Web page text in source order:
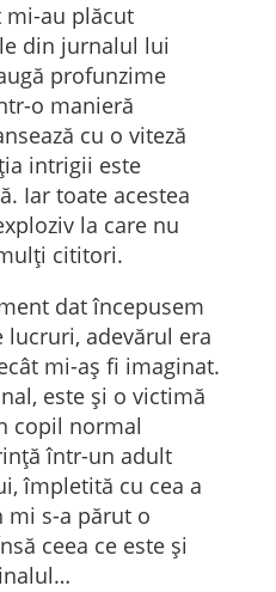
mi-au plăcut
din jurnalul lui
profunzime
o manieră
cu o viteză
intrigii este
Iar toate acestea
la care nu
cititori.
dat începusem
lucruri, adevărul era
mi-aș fi imaginat.
este și o victimă
copil normal
într-un adult
împletită cu cea a
mi s-a părut o
ceea ce este și